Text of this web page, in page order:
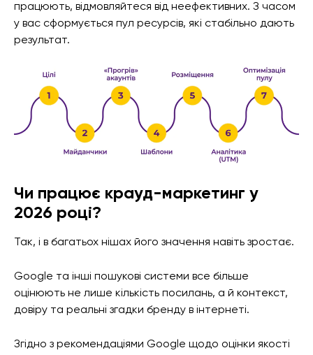
працюють, відмовляйтеся від неефективних. З часом
у вас сформується пул ресурсів, які стабільно дають
результат.
Чи працює крауд-маркетинг у
2026 році?
Так, і в багатьох нішах його значення навіть зростає.
Google та інші пошукові системи все більше
оцінюють не лише кількість посилань, а й контекст,
довіру та реальні згадки бренду в інтернеті.
Згідно з рекомендаціями Google щодо оцінки якості